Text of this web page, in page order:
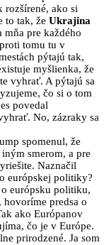
rozšírené, ako si
to tak, že Ukrajina
mňa pre každého
tomu tu v
pýtajú tak,
myšlienka, že
vyhrať. A pýtajú sa
čo si o tom
povedal
No, zázraky sa
spomenul, že
smerom, a pre
Naznačil
európskej politiky?
európsku politiku,
predsa o
ako Európanov
čo je v Európe.
prirodzené. Ja som